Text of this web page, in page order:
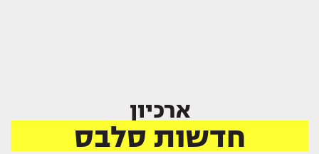
ארכיון
חדשות סלבס